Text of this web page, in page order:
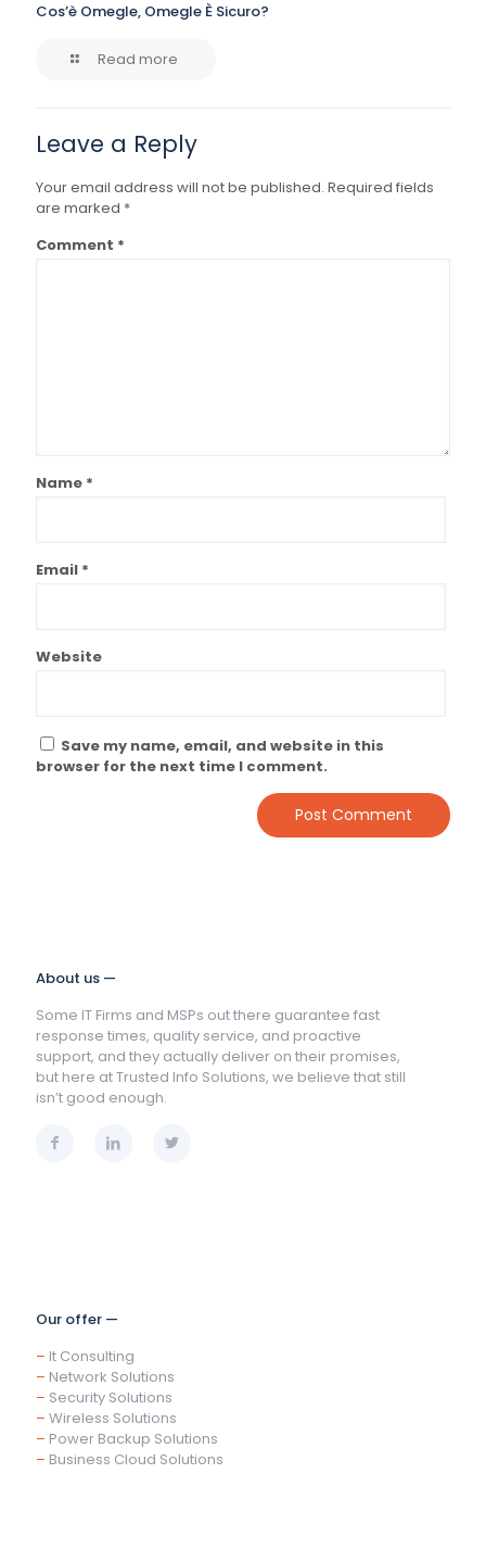
Cos’è Omegle, Omegle È Sicuro?
Read more
Leave a Reply
Your email address will not be published. Required fields
are marked *
Comment *
Name *
Email *
Website
Save my name, email, and website in this
browser for the next time I comment.
About us —
Some IT Firms and MSPs out there guarantee fast
response times, quality service, and proactive
support, and they actually deliver on their promises,
but here at Trusted Info Solutions, we believe that still
isn’t good enough.
Our offer —
– It Consulting
– Network Solutions
– Security Solutions
– Wireless Solutions
– Power Backup Solutions
– Business Cloud Solutions